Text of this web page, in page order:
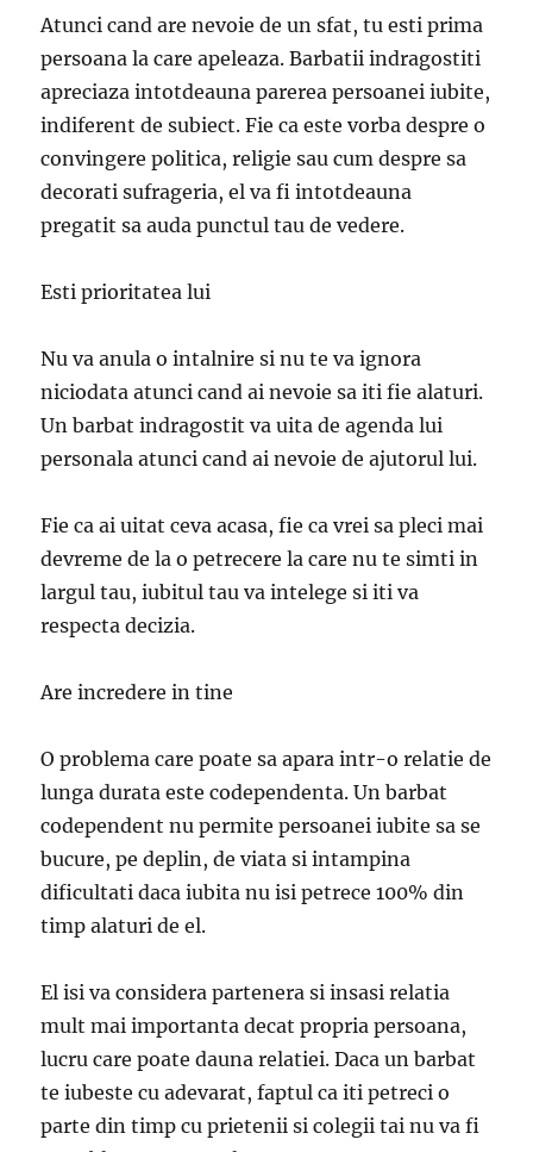
Atunci cand are nevoie de un sfat, tu esti prima
persoana la care apeleaza. Barbatii indragostiti
apreciaza intotdeauna parerea persoanei iubite,
indiferent de subiect. Fie ca este vorba despre o
convingere politica, religie sau cum despre sa
decorati sufrageria, el va fi intotdeauna
pregatit sa auda punctul tau de vedere.
Esti prioritatea lui
Nu va anula o intalnire si nu te va ignora
niciodata atunci cand ai nevoie sa iti fie alaturi.
Un barbat indragostit va uita de agenda lui
personala atunci cand ai nevoie de ajutorul lui.
Fie ca ai uitat ceva acasa, fie ca vrei sa pleci mai
devreme de la o petrecere la care nu te simti in
largul tau, iubitul tau va intelege si iti va
respecta decizia.
Are incredere in tine
O problema care poate sa apara intr-o relatie de
lunga durata este codependenta. Un barbat
codependent nu permite persoanei iubite sa se
bucure, pe deplin, de viata si intampina
dificultati daca iubita nu isi petrece 100% din
timp alaturi de el.
El isi va considera partenera si insasi relatia
mult mai importanta decat propria persoana,
lucru care poate dauna relatiei. Daca un barbat
te iubeste cu adevarat, faptul ca iti petreci o
parte din timp cu prietenii si colegii tai nu va fi